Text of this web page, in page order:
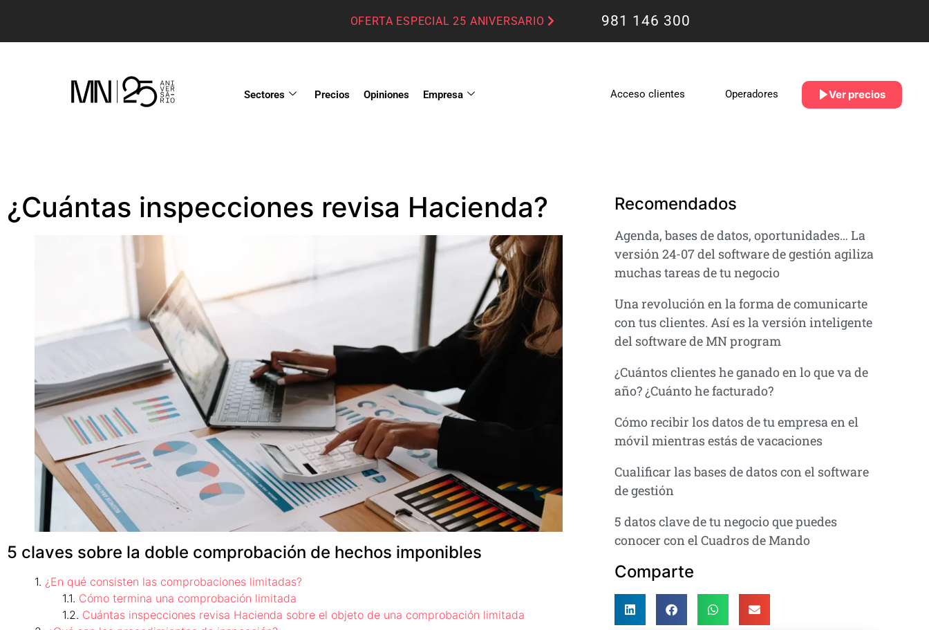
OFERTA ESPECIAL 25 ANIVERSARIO 981 146 300
Sectores Precios Opiniones Empresa Acceso clientes Operadores Ver precios
¿Cuántas inspecciones revisa Hacienda?
5 claves sobre la doble comprobación de hechos imponibles
¿En qué consisten las comprobaciones limitadas?
Cómo termina una comprobación limitada
Cuántas inspecciones revisa Hacienda sobre el objeto de una comprobación limitada
Recomendados
Agenda, bases de datos, oportunidades… La
versión 24-07 del software de gestión agiliza
muchas tareas de tu negocio
Una revolución en la forma de comunicarte
con tus clientes. Así es la versión inteligente
del software de MN program
¿Cuántos clientes he ganado en lo que va de
año? ¿Cuánto he facturado?
Cómo recibir los datos de tu empresa en el
móvil mientras estás de vacaciones
Cualificar las bases de datos con el software
de gestión
5 datos clave de tu negocio que puedes
conocer con el Cuadros de Mando
Comparte